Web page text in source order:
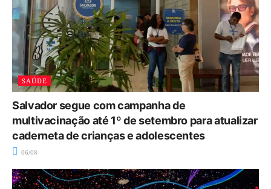
SAÚDE
Salvador segue com campanha de
multivacinação até 1º de setembro para atualizar
caderneta de crianças e adolescentes
06/08